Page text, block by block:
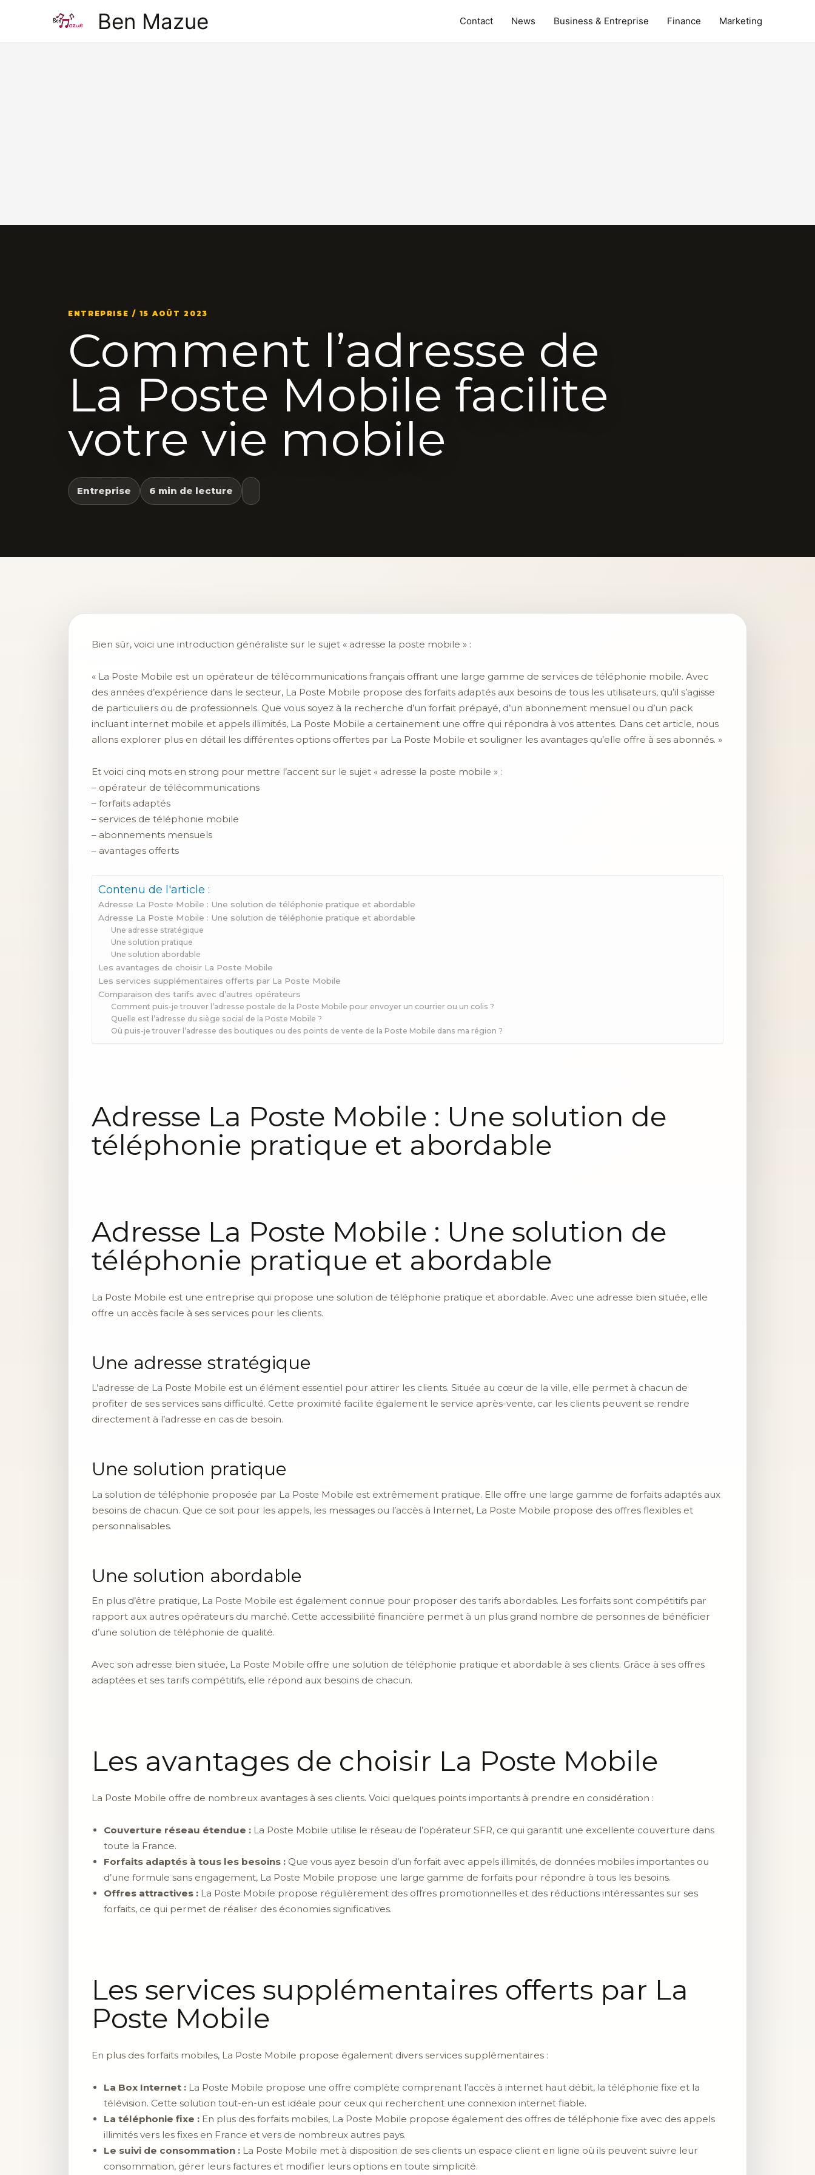
Ben Mazue Contact News Business & Entreprise Finance Marketing
ENTREPRISE / 15 AOÛT 2023
Comment l’adresse de
La Poste Mobile facilite
votre vie mobile
Entreprise 6 min de lecture
Bien sûr, voici une introduction généraliste sur le sujet « adresse la poste mobile » :
« La Poste Mobile est un opérateur de télécommunications français offrant une large gamme de services de téléphonie mobile. Avec
des années d’expérience dans le secteur, La Poste Mobile propose des forfaits adaptés aux besoins de tous les utilisateurs, qu’il s’agisse
de particuliers ou de professionnels. Que vous soyez à la recherche d’un forfait prépayé, d’un abonnement mensuel ou d’un pack
incluant internet mobile et appels illimités, La Poste Mobile a certainement une offre qui répondra à vos attentes. Dans cet article, nous
allons explorer plus en détail les différentes options offertes par La Poste Mobile et souligner les avantages qu’elle offre à ses abonnés. »
Et voici cinq mots en strong pour mettre l’accent sur le sujet « adresse la poste mobile » :
– opérateur de télécommunications
– forfaits adaptés
– services de téléphonie mobile
– abonnements mensuels
– avantages offerts
Contenu de l'article :
Adresse La Poste Mobile : Une solution de téléphonie pratique et abordable
Adresse La Poste Mobile : Une solution de téléphonie pratique et abordable
Une adresse stratégique
Une solution pratique
Une solution abordable
Les avantages de choisir La Poste Mobile
Les services supplémentaires offerts par La Poste Mobile
Comparaison des tarifs avec d’autres opérateurs
Comment puis-je trouver l’adresse postale de la Poste Mobile pour envoyer un courrier ou un colis ?
Quelle est l’adresse du siège social de la Poste Mobile ?
Où puis-je trouver l’adresse des boutiques ou des points de vente de la Poste Mobile dans ma région ?
Adresse La Poste Mobile : Une solution de
téléphonie pratique et abordable
Adresse La Poste Mobile : Une solution de
téléphonie pratique et abordable
La Poste Mobile est une entreprise qui propose une solution de téléphonie pratique et abordable. Avec une adresse bien située, elle
offre un accès facile à ses services pour les clients.
Une adresse stratégique
L’adresse de La Poste Mobile est un élément essentiel pour attirer les clients. Située au cœur de la ville, elle permet à chacun de
profiter de ses services sans difficulté. Cette proximité facilite également le service après-vente, car les clients peuvent se rendre
directement à l’adresse en cas de besoin.
Une solution pratique
La solution de téléphonie proposée par La Poste Mobile est extrêmement pratique. Elle offre une large gamme de forfaits adaptés aux
besoins de chacun. Que ce soit pour les appels, les messages ou l’accès à Internet, La Poste Mobile propose des offres flexibles et
personnalisables.
Une solution abordable
En plus d’être pratique, La Poste Mobile est également connue pour proposer des tarifs abordables. Les forfaits sont compétitifs par
rapport aux autres opérateurs du marché. Cette accessibilité financière permet à un plus grand nombre de personnes de bénéficier
d’une solution de téléphonie de qualité.
Avec son adresse bien située, La Poste Mobile offre une solution de téléphonie pratique et abordable à ses clients. Grâce à ses offres
adaptées et ses tarifs compétitifs, elle répond aux besoins de chacun.
Les avantages de choisir La Poste Mobile
La Poste Mobile offre de nombreux avantages à ses clients. Voici quelques points importants à prendre en considération :
Couverture réseau étendue : La Poste Mobile utilise le réseau de l’opérateur SFR, ce qui garantit une excellente couverture dans
toute la France.
Forfaits adaptés à tous les besoins : Que vous ayez besoin d’un forfait avec appels illimités, de données mobiles importantes ou
d’une formule sans engagement, La Poste Mobile propose une large gamme de forfaits pour répondre à tous les besoins.
Offres attractives : La Poste Mobile propose régulièrement des offres promotionnelles et des réductions intéressantes sur ses
forfaits, ce qui permet de réaliser des économies significatives.
Les services supplémentaires offerts par La
Poste Mobile
En plus des forfaits mobiles, La Poste Mobile propose également divers services supplémentaires :
La Box Internet : La Poste Mobile propose une offre complète comprenant l’accès à internet haut débit, la téléphonie fixe et la
télévision. Cette solution tout-en-un est idéale pour ceux qui recherchent une connexion internet fiable.
La téléphonie fixe : En plus des forfaits mobiles, La Poste Mobile propose également des offres de téléphonie fixe avec des appels
illimités vers les fixes en France et vers de nombreux autres pays.
Le suivi de consommation : La Poste Mobile met à disposition de ses clients un espace client en ligne où ils peuvent suivre leur
consommation, gérer leurs factures et modifier leurs options en toute simplicité.